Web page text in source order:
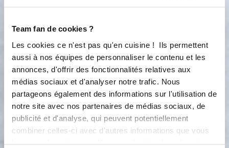
Team fan de cookies ?
Les cookies ce n'est pas qu'en cuisine ! Ils permettent
aussi à nos équipes de personnaliser le contenu et les
annonces, d'offrir des fonctionnalités relatives aux
médias sociaux et d'analyser notre trafic. Nous
partageons également des informations sur l'utilisation de
notre site avec nos partenaires de médias sociaux, de
publicité et d'analyse, qui peuvent potentiellement
combiner celles-ci avec d'autres informations que vous
96 pistoles de chocolat alunga pur lait*
72 pistoles de chocolat origine mexique*